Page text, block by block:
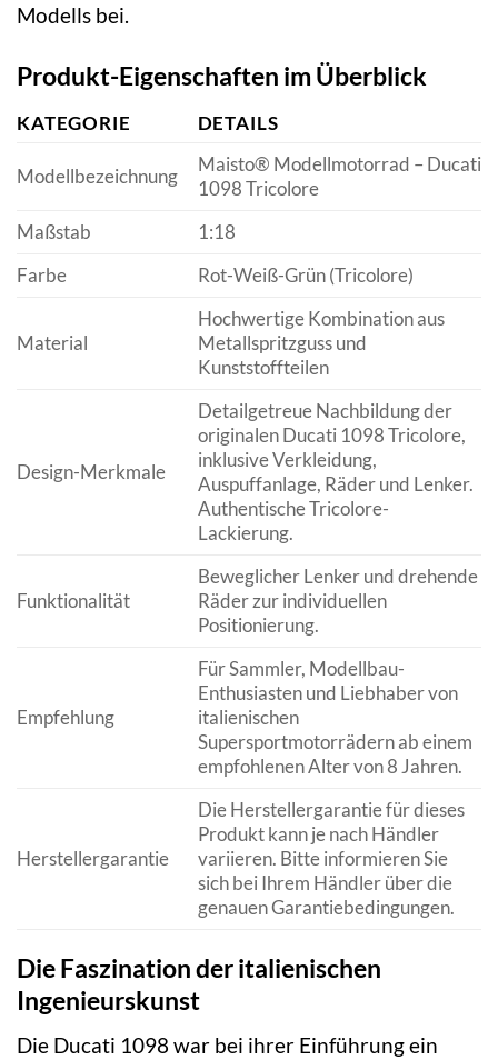
Modells bei.
Produkt-Eigenschaften im Überblick
KATEGORIE DETAILS
Modellbezeichnung
Maisto® Modellmotorrad – Ducati
1098 Tricolore
Maßstab
1:18
Farbe
Rot-Weiß-Grün (Tricolore)
Material
Hochwertige Kombination aus
Metallspritzguss und
Kunststoffteilen
Design-Merkmale
Detailgetreue Nachbildung der
originalen Ducati 1098 Tricolore,
inklusive Verkleidung,
Auspuffanlage, Räder und Lenker.
Authentische Tricolore-
Lackierung.
Funktionalität
Beweglicher Lenker und drehende
Räder zur individuellen
Positionierung.
Empfehlung
Für Sammler, Modellbau-
Enthusiasten und Liebhaber von
italienischen
Supersportmotorrädern ab einem
empfohlenen Alter von 8 Jahren.
Herstellergarantie
Die Herstellergarantie für dieses
Produkt kann je nach Händler
variieren. Bitte informieren Sie
sich bei Ihrem Händler über die
genauen Garantiebedingungen.
Die Faszination der italienischen
Ingenieurskunst
Die Ducati 1098 war bei ihrer Einführung ein